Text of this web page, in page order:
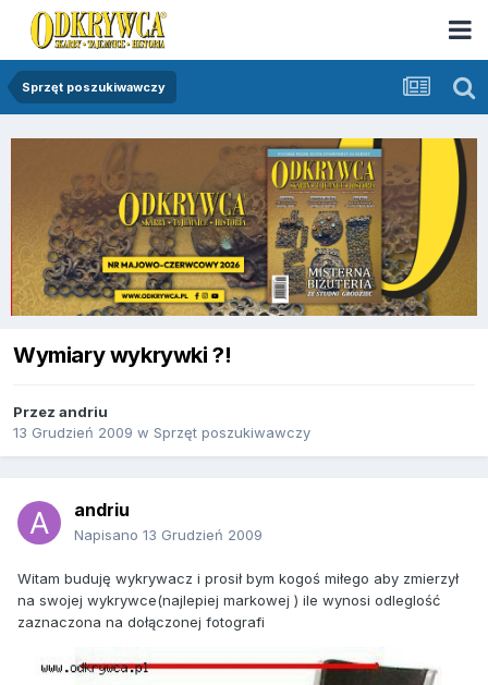
Sprzęt poszukiwawczy
Wymiary wykrywki ?!
Przez andriu
13 Grudzień 2009 w Sprzęt poszukiwawczy
andriu
Napisano 13 Grudzień 2009
Witam buduję wykrywacz i prosił bym kogoś miłego aby zmierzył
na swojej wykrywce(najlepiej markowej ) ile wynosi odleglość
zaznaczona na dołączonej fotografi